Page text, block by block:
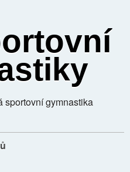
sportovní gymnastika